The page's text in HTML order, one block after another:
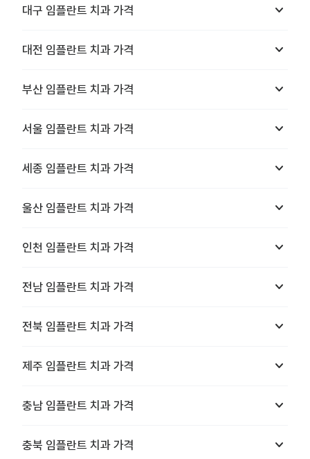
대구 임플란트 치과 가격 keyboard_arrow_down
대전 임플란트 치과 가격 keyboard_arrow_down
부산 임플란트 치과 가격 keyboard_arrow_down
서울 임플란트 치과 가격 keyboard_arrow_down
세종 임플란트 치과 가격 keyboard_arrow_down
울산 임플란트 치과 가격 keyboard_arrow_down
인천 임플란트 치과 가격 keyboard_arrow_down
전남 임플란트 치과 가격 keyboard_arrow_down
전북 임플란트 치과 가격 keyboard_arrow_down
제주 임플란트 치과 가격 keyboard_arrow_down
충남 임플란트 치과 가격 keyboard_arrow_down
충북 임플란트 치과 가격 keyboard_arrow_down